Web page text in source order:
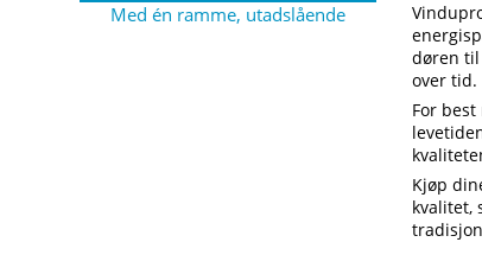
Med én ramme, utadslående
døren til
over tid.
For
Kjøp
kvalitet,